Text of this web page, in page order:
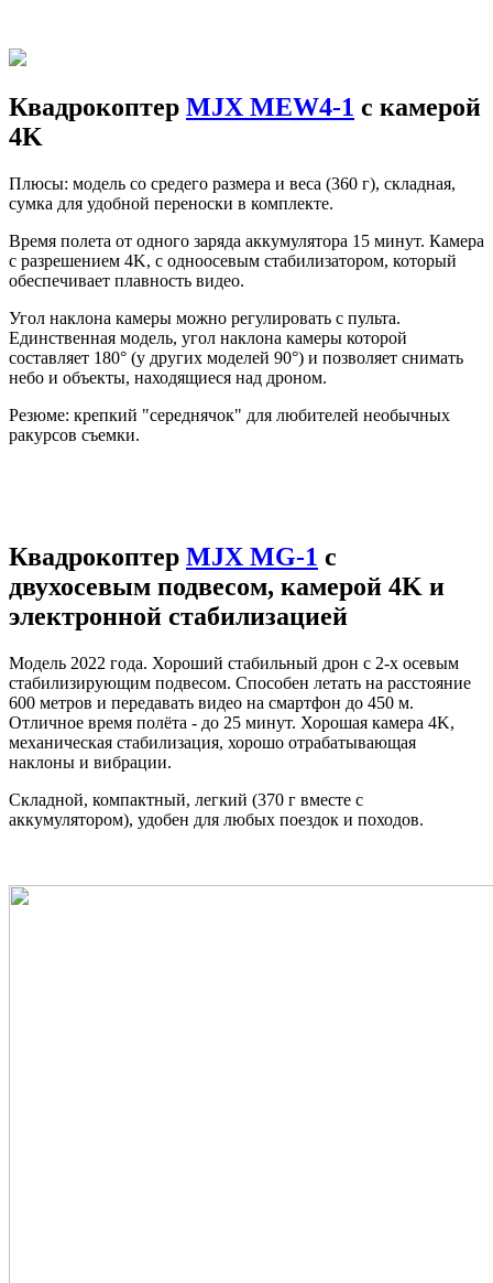
Квадрокоптер MJX MEW4-1 с камерой
4K
Плюсы: модель со средего размера и веса (360 г), складная,
сумка для удобной переноски в комплекте.
Время полета от одного заряда аккумулятора 15 минут. Камера
с разрешением 4K, с одноосевым стабилизатором, который
обеспечивает плавность видео.
Угол наклона камеры можно регулировать с пульта.
Единственная модель, угол наклона камеры которой
составляет 180° (у других моделей 90°) и позволяет снимать
небо и объекты, находящиеся над дроном.
Резюме: крепкий "середнячок" для любителей необычных
ракурсов съемки.
Квадрокоптер MJX MG-1 с
двухосевым подвесом, камерой 4K и
электронной стабилизацией
Модель 2022 года. Хороший стабильный дрон с 2-х осевым
стабилизирующим подвесом. Способен летать на расстояние
600 метров и передавать видео на смартфон до 450 м.
Отличное время полёта - до 25 минут. Хорошая камера 4K,
механическая стабилизация, хорошо отрабатывающая
наклоны и вибрации.
Складной, компактный, легкий (370 г вместе с
аккумулятором), удобен для любых поездок и походов.